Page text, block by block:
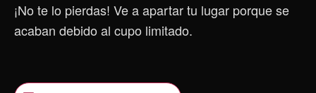
¡No te lo pierdas! Ve a apartar tu lugar porque se
acaban debido al cupo limitado.